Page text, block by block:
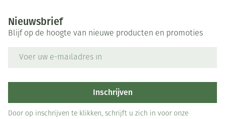
Nieuwsbrief
Blijf op de hoogte van nieuwe producten en promoties
Inschrijven
Door op inschrijven te klikken, schrijft u zich in voor onze